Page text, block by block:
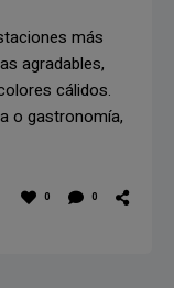
más
agradables,
cálidos.
o gastronomía,
0 0